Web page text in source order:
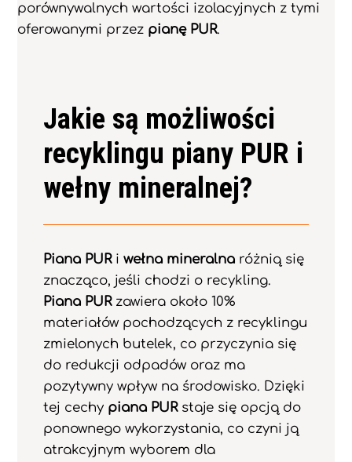
porównywalnych wartości izolacyjnych z tymi
oferowanymi przez pianę PUR.
Jakie są możliwości
recyklingu piany PUR i
wełny mineralnej?
Piana PURi wełna mineralnaróżnią się
znacząco, jeśli chodzi o recykling.
Piana PURzawiera około 10%
materiałów pochodzących z recyklingu
zmielonych butelek, co przyczynia się
do redukcji odpadów oraz ma
pozytywny wpływ na środowisko. Dzięki
tej cechy piana PURstaje się opcją do
ponownego wykorzystania, co czyni ją
atrakcyjnym wyborem dla